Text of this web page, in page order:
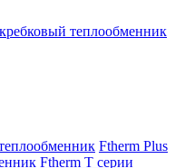
Ftherm Plus
Ftherm T серии